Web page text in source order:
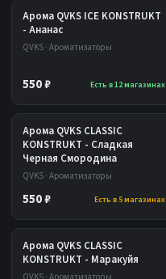
Арома QVKS ICE KONSTRUKT
- Ананас
QVKS · Ароматизаторы
550 ₽ Есть в 12 магазинах
Арома QVKS CLASSIC
KONSTRUKT - Сладкая
Черная Смородина
QVKS · Ароматизаторы
550 ₽ Есть в 5 магазинах
Арома QVKS CLASSIC
KONSTRUKT - Маракуйя